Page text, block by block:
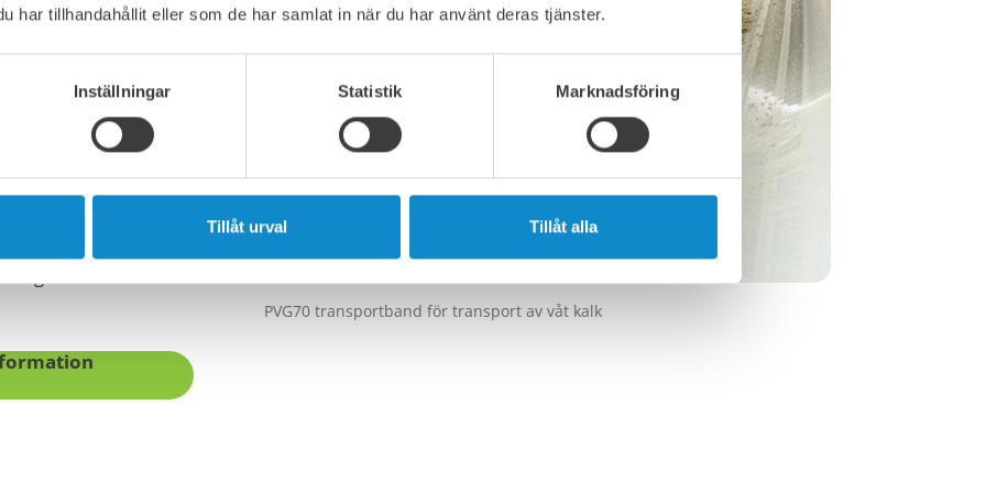
har tillhandahållit eller som de har samlat in när du har använt deras tjänster.
Inställningar Statistik Marknadsföring
Tillåt urval Tillåt alla
både
lösningar kan vi
plastalternativ
att inget
rea gips, bränd
på bandet.
på denna dyra
runt dina
PVG70 transportband för transport av våt kalk